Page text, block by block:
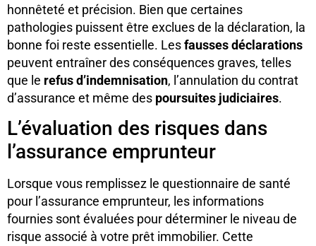
honnêteté et précision. Bien que certaines
pathologies puissent être exclues de la déclaration, la
bonne foi reste essentielle. Lesfausses déclarations
peuvent entraîner des conséquences graves, telles
que le refus d’indemnisation, l’annulation du contrat
d’assurance et même des poursuites judiciaires.
L’évaluation des risques dans
l’assurance emprunteur
Lorsque vous remplissez le questionnaire de santé
pour l’assurance emprunteur, les informations
fournies sont évaluées pour déterminer le niveau de
risque associé à votre prêt immobilier. Cette